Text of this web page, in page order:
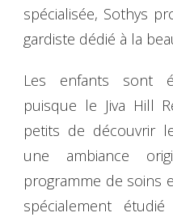
spécialisée, Sothys
gardiste dédié à la
Les enfants sont
puisque le Jiva Hill
petits de découvrir
une ambiance
programme de soins
spécialement